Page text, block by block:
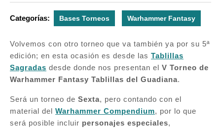
Categorías: Bases Torneos Warhammer Fantasy
Volvemos con otro torneo que va también ya por su 5ª
edición; en esta ocasión es desde las Tablillas
Sagradas desde donde nos presentan el V Torneo de
Warhammer Fantasy Tablillas del Guadiana.
Será un torneo de Sexta, pero contando con el
material del Warhammer Compendium, por lo que
será posible incluir personajes especiales,